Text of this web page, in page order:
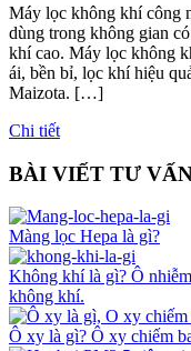
Máy lọc không khí công
dùng trong không gian
khí cao. Máy lọc không
ái, bền bỉ, lọc khí hiệu
Maizota. […]
Chi tiết
BÀI VIẾT TƯ
Màng lọc Hepa là gì?
Không khí là gì? Ô
không khí.
Ô xy là gì? Ô xy chiếm